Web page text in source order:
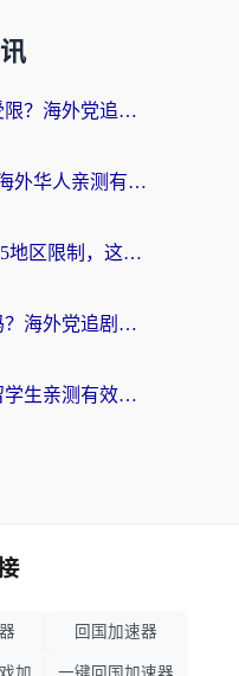
央视影音当前地区版权受限？海外党追剧看片的终极解决方案来了
交管12123国外能用吗？海外华人亲测有效的回国加速器选择指南
海外党必看：破解CCTV5地区限制，这样看欧洲杯奥运直播才够爽！
优酷缓存视频国外能看吗？海外党追剧看片的终极解决方案来了
海外怎么看优酷视频？留学生亲测有效的回国加速器选择指南
回国加速器